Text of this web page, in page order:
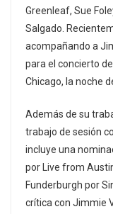
Greenleaf, Sue
Salgado.
acompañando a
para el concierto
Chicago, la noche
Además de su
trabajo de sesión
incluye una
por Live from
Funderburgh por
crítica con Jimmie